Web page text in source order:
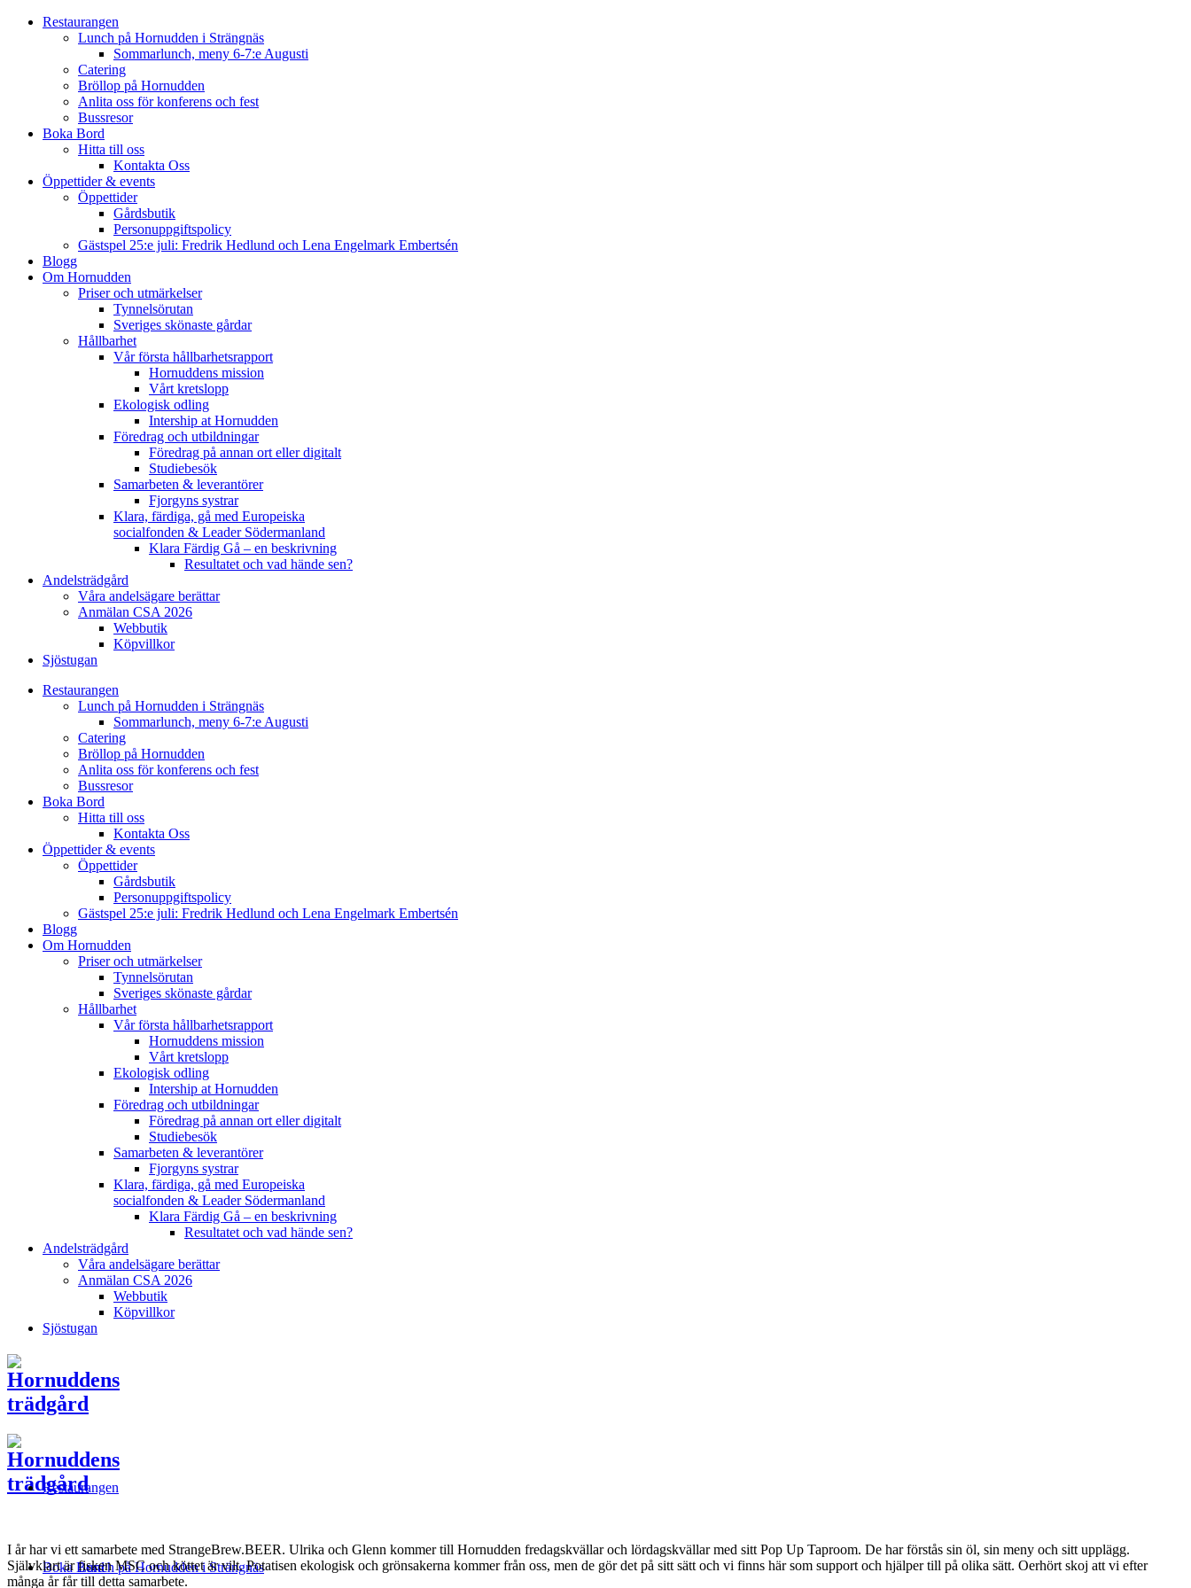
Restaurangen
Lunch på Hornudden i Strängnäs
Sommarlunch, meny 6-7:e Augusti
Catering
Bröllop på Hornudden
Anlita oss för konferens och fest
Bussresor
Boka Bord
Hitta till oss
Kontakta Oss
Öppettider & events
Öppettider
Gårdsbutik
Personuppgiftspolicy
Gästspel 25:e juli: Fredrik Hedlund och Lena Engelmark Embertsén
Blogg
Om Hornudden
Priser och utmärkelser
Tynnelsörutan
Sveriges skönaste gårdar
Hållbarhet
Vår första hållbarhetsrapport
Hornuddens mission
Vårt kretslopp
Ekologisk odling
Intership at Hornudden
Föredrag och utbildningar
Föredrag på annan ort eller digitalt
Studiebesök
Samarbeten & leverantörer
Fjorgyns systrar
Klara, färdiga, gå med Europeiska
socialfonden & Leader Södermanland
Klara Färdig Gå – en beskrivning
Resultatet och vad hände sen?
Andelsträdgård
Våra andelsägare berättar
Anmälan CSA 2026
Webbutik
Köpvillkor
Sjöstugan
Restaurangen
Lunch på Hornudden i Strängnäs
Sommarlunch, meny 6-7:e Augusti
Catering
Bröllop på Hornudden
Anlita oss för konferens och fest
Bussresor
Boka Bord
Hitta till oss
Kontakta Oss
Öppettider & events
Öppettider
Gårdsbutik
Personuppgiftspolicy
Gästspel 25:e juli: Fredrik Hedlund och Lena Engelmark Embertsén
Blogg
Om Hornudden
Priser och utmärkelser
Tynnelsörutan
Sveriges skönaste gårdar
Hållbarhet
Vår första hållbarhetsrapport
Hornuddens mission
Vårt kretslopp
Ekologisk odling
Intership at Hornudden
Föredrag och utbildningar
Föredrag på annan ort eller digitalt
Studiebesök
Samarbeten & leverantörer
Fjorgyns systrar
Klara, färdiga, gå med Europeiska
socialfonden & Leader Södermanland
Klara Färdig Gå – en beskrivning
Resultatet och vad hände sen?
Andelsträdgård
Våra andelsägare berättar
Anmälan CSA 2026
Webbutik
Köpvillkor
Sjöstugan
Restaurangen
Lunch på Hornudden i Strängnäs
Boka Bord
I år har vi ett samarbete med StrangeBrew.BEER. Ulrika och Glenn kommer till Hornudden fredagskvällar och lördagskvällar med sitt Pop Up Taproom. De har förstås sin öl, sin meny och sitt upplägg.
Självklart är fisken MSC och köttet är vilt. Potatisen ekologisk och grönsakerna kommer från oss, men de gör det på sitt sätt och vi finns här som support och hjälper till på olika sätt. Oerhört skoj att vi efter
många år får till detta samarbete.